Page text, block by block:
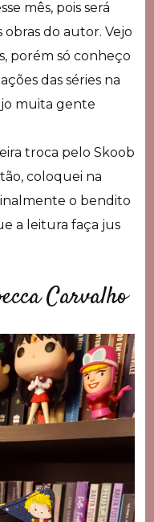
mês, pois será
do autor. Vejo
porém só conheço
das séries na
muita gente
troca pelo Skoob
coloquei na
o bendito
a leitura faça jus
Carvalho